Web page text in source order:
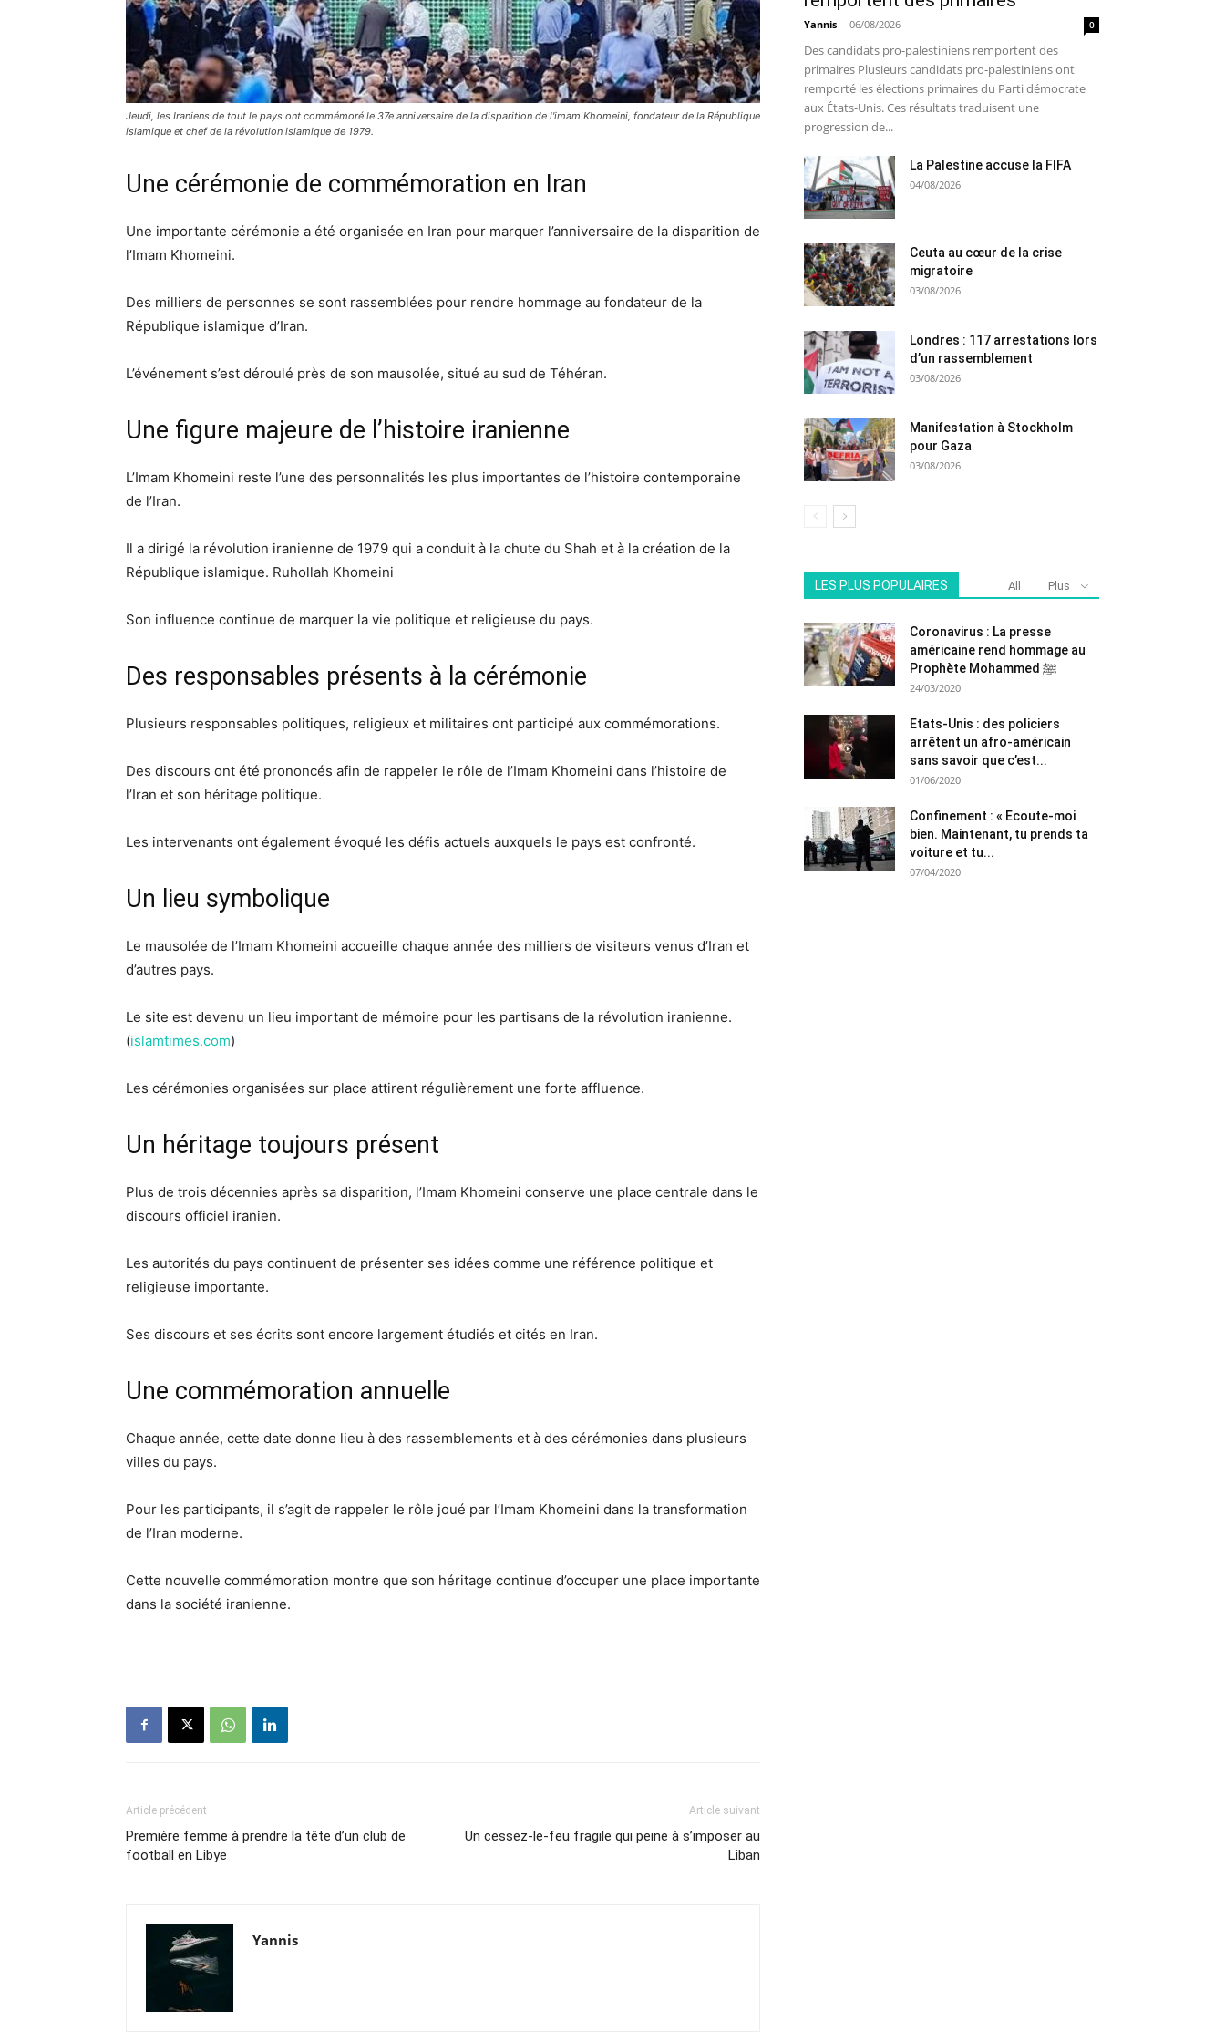
Jeudi, les Iraniens de tout le pays ont commémoré le 37e anniversaire de la disparition de l'imam Khomeini, fondateur de la République
islamique et chef de la révolution islamique de 1979.
Une cérémonie de commémoration en Iran
Une importante cérémonie a été organisée en Iran pour marquer l’anniversaire de la disparition de
l’Imam Khomeini.
Des milliers de personnes se sont rassemblées pour rendre hommage au fondateur de la
République islamique d’Iran.
L’événement s’est déroulé près de son mausolée, situé au sud de Téhéran.
Une figure majeure de l’histoire iranienne
L’Imam Khomeini reste l’une des personnalités les plus importantes de l’histoire contemporaine
de l’Iran.
Il a dirigé la révolution iranienne de 1979 qui a conduit à la chute du Shah et à la création de la
République islamique. Ruhollah Khomeini
Son influence continue de marquer la vie politique et religieuse du pays.
Des responsables présents à la cérémonie
Plusieurs responsables politiques, religieux et militaires ont participé aux commémorations.
Des discours ont été prononcés afin de rappeler le rôle de l’Imam Khomeini dans l’histoire de
l’Iran et son héritage politique.
Les intervenants ont également évoqué les défis actuels auxquels le pays est confronté.
Un lieu symbolique
Le mausolée de l’Imam Khomeini accueille chaque année des milliers de visiteurs venus d’Iran et
d’autres pays.
Le site est devenu un lieu important de mémoire pour les partisans de la révolution iranienne.
(islamtimes.com)
Les cérémonies organisées sur place attirent régulièrement une forte affluence.
Un héritage toujours présent
Plus de trois décennies après sa disparition, l’Imam Khomeini conserve une place centrale dans le
discours officiel iranien.
Les autorités du pays continuent de présenter ses idées comme une référence politique et
religieuse importante.
Ses discours et ses écrits sont encore largement étudiés et cités en Iran.
Une commémoration annuelle
Chaque année, cette date donne lieu à des rassemblements et à des cérémonies dans plusieurs
villes du pays.
Pour les participants, il s’agit de rappeler le rôle joué par l’Imam Khomeini dans la transformation
de l’Iran moderne.
Cette nouvelle commémoration montre que son héritage continue d’occuper une place importante
dans la société iranienne.
Article précédent
Première femme à prendre la tête d’un club de
football en Libye
Article suivant
Un cessez-le-feu fragile qui peine à s’imposer au
Liban
Yannis
Yannis - 06/08/2026 0
Des candidats pro-palestiniens remportent des
primaires Plusieurs candidats pro-palestiniens ont
remporté les élections primaires du Parti démocrate
aux États-Unis. Ces résultats traduisent une
progression de...
La Palestine accuse la FIFA
04/08/2026
Ceuta au cœur de la crise
migratoire
03/08/2026
Londres : 117 arrestations lors
d’un rassemblement
03/08/2026
Manifestation à Stockholm
pour Gaza
03/08/2026
LES PLUS POPULAIRES All Plus
Coronavirus : La presse
américaine rend hommage au
Prophète Mohammed ﷺ
24/03/2020
Etats-Unis : des policiers
arrêtent un afro-américain
sans savoir que c’est...
01/06/2020
Confinement : « Ecoute-moi
bien. Maintenant, tu prends ta
voiture et tu...
07/04/2020